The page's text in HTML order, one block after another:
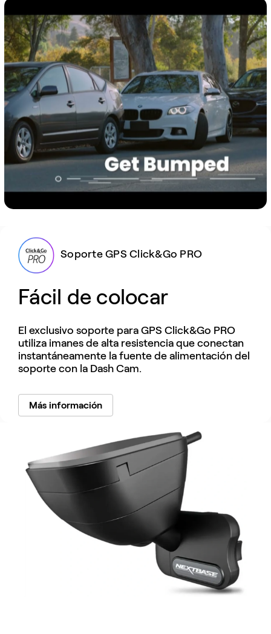
Soporte GPS Click&Go PRO
Fácil de colocar
El exclusivo soporte para GPS Click&Go PRO
utiliza imanes de alta resistencia que conectan
instantáneamente la fuente de alimentación del
soporte con la Dash Cam.
Más información